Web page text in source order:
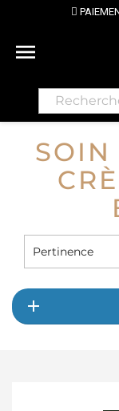

SOIN
Pertinence